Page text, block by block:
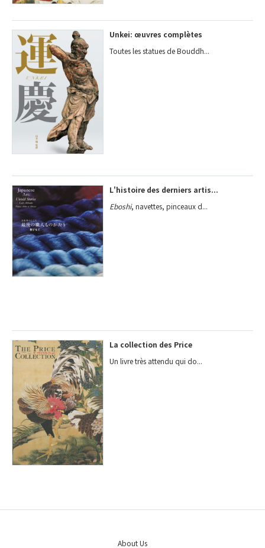
Unkei: œuvres complètes
Toutes les statues de Bouddh...
L'histoire des derniers artis...
Eboshi, navettes, pinceaux d...
La collection des Price
Un livre très attendu qui do...
About Us